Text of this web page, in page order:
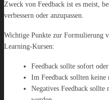
Zweck von Feedback ist es meist,
verbessern oder anzupassen.
Wichtige Punkte zur Formulierung
Learning-Kursen:
Feedback sollte sofort
Im Feedback sollten keine
Negatives Feedback